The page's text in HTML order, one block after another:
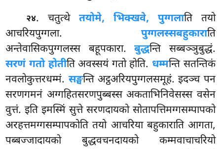
२४. चतुत्थे तयोमे, भिक्खवे, पुग्गलाति तयो
आचरियपुग्गला. पुग्गलस्सबहुकाराति
अन्तेवासिकपुग्गलस्स बहूपकारा.बुद्धन्ति सब्बञ्ञुबुद्धं.
सरणं गतो होतीति अवस्सयं गतो होति. धम्मन्ति सतन्तिकं
नवलोकुत्तरधम्मं. सङ्घन्ति अट्ठअरियपुग्गलसमूहं. इदञ्च पन
सरणगमनं अग्गहितसरणपुब्बस्स अकताभिनिवेसस्स वसेन
वुत्तं. इति इमस्मिं सुत्ते सरणदायको सोतापत्तिमग्गसम्पापको
अरहत्तमग्गसम्पापकोति तयो आचरिया बहुकाराति आगता,
पब्बज्जादायको बुद्धवचनदायको कम्मवाचाचरियो